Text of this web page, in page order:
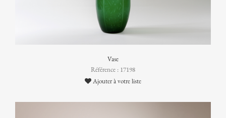
Vase
Référence : 17198
Ajouter à votre liste